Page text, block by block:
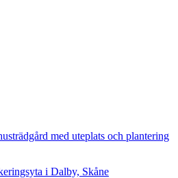
med uteplats och plantering
i Dalby, Skåne